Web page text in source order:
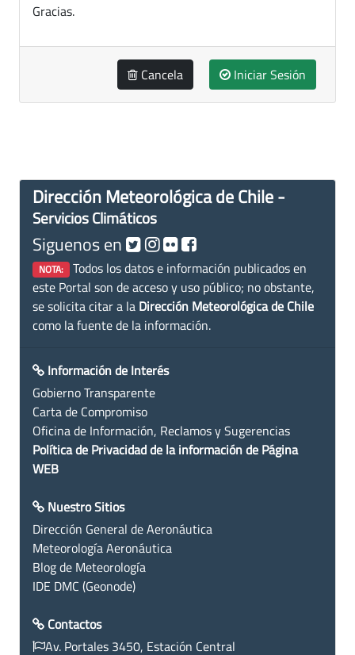
Gracias.
Cancela Iniciar Sesión
Dirección Meteorológica de Chile -
Servicios Climáticos
Siguenos en
NOTA: Todos los datos e información publicados en
este Portal son de acceso y uso público; no obstante,
se solicita citar a la Dirección Meteorológica de Chile
como la fuente de la información.
Información de Interés
Gobierno Transparente
Carta de Compromiso
Oficina de Información, Reclamos y Sugerencias
Política de Privacidad de la información de Página
WEB
Nuestro Sitios
Dirección General de Aeronáutica
Meteorología Aeronáutica
Blog de Meteorología
IDE DMC (Geonode)
Contactos
Av. Portales 3450, Estación Central